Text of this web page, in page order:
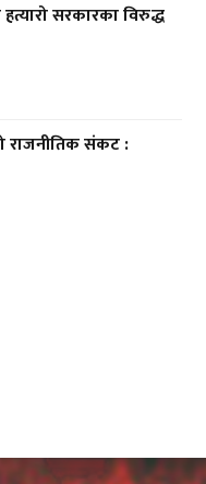
सरकारका विरुद्ध
राजनीतिक संकट :